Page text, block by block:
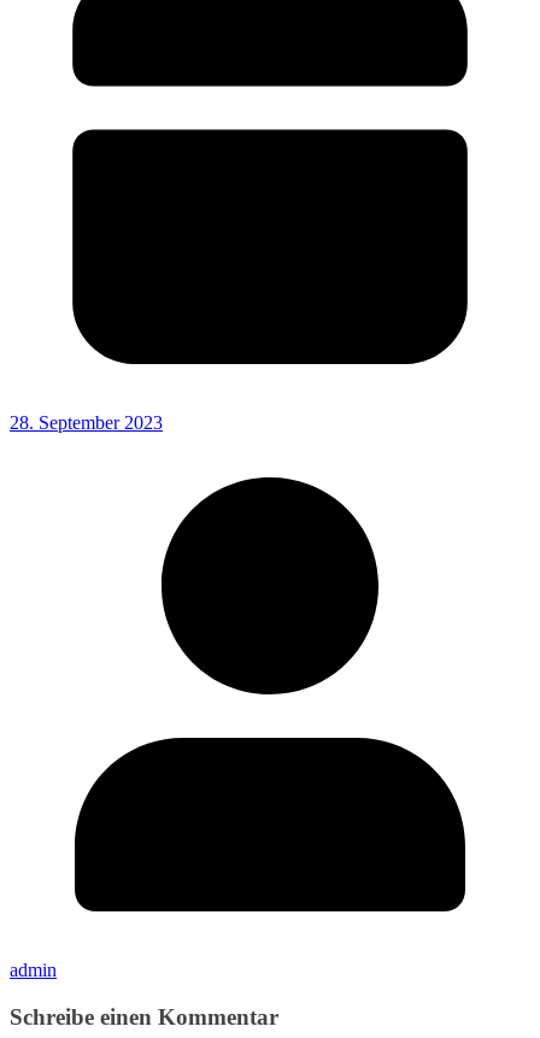
28. September 2023
admin
Schreibe einen Kommentar